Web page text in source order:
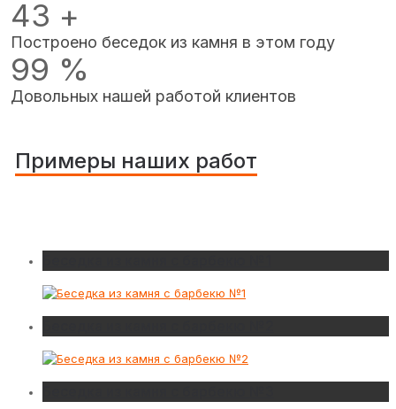
43 +
Построено беседок из камня в этом году
99 %
Довольных нашей работой клиентов
Примеры наших работ